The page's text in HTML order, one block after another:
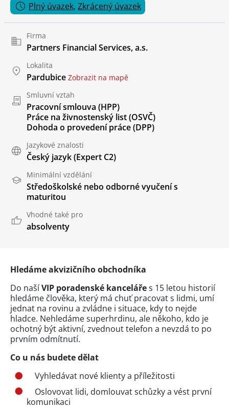
Plný úvazek, Zkrácený úvazek
Firma
Partners Financial Services, a.s.
Lokalita
Pardubice Zobrazit na mapě
Smluvní vztah
Pracovní smlouva (HPP)
Práce na živnostenský list (OSVČ)
Dohoda o provedení práce (DPP)
Jazykové znalosti
Český jazyk(Expert C2)
Minimální vzdělání
Středoškolské nebo odborné vyučení s
maturitou
Vhodné také pro
absolventy
Hledáme akvizičního obchodníka
Do našíVIP poradenské kancelářes 15 letou historií
hledáme člověka, který má chuť pracovat s lidmi, umí
jednat na rovinu a zvládne i situace, kdy to nejde
hladce. Nehledáme superhrdinu, ale někoho, kdo je
ochotný být aktivní, zvednout telefon a nevzdá to po
prvním odmítnutí.
Co u nás budete dělat
Vyhledávat nové klienty a příležitosti
Oslovovat lidi, domlouvat schůzky a vést první
komunikaci